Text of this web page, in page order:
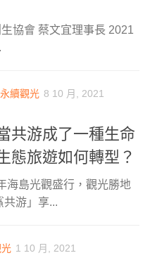
協會 蔡文宜理事長 2021
續觀光 8 10 月, 2021
共游成了一種生命
態旅遊如何轉型？
海島光觀盛行，觀光勝地
共游」享...
1 10 月, 2021